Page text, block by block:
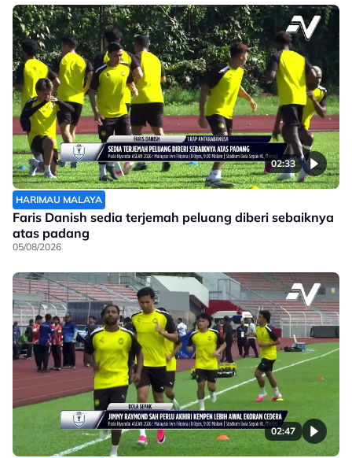
02:33
HARIMAU MALAYA
Faris Danish sedia terjemah peluang diberi sebaiknya
atas padang
05/08/2026
02:47